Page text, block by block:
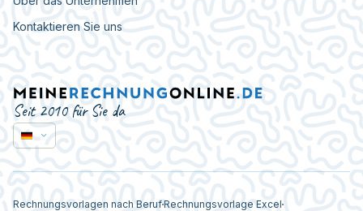
Kontaktieren Sie uns
Seit 2010 für Sie da
Rechnungsvorlagen nach BerufRechnungsvorlage Excel